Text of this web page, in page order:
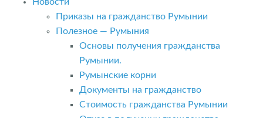
Приказы на гражданство Румынии
Полезное — Румыния
Основы получения гражданства
Румынии.
Румынские корни
Документы на гражданство
Стоимость гражданства Румынии